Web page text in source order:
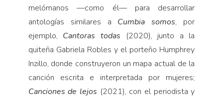
melómanos —como él— para desarrollar
antologías similares a Cumbia somos, por
ejemplo, Cantoras todas (2020), junto a la
quiteña Gabriela Robles y el porteño Humphrey
Inzillo, donde construyeron un mapa actual de la
canción escrita e interpretada por mujeres;
Canciones de lejos (2021), con el periodista y